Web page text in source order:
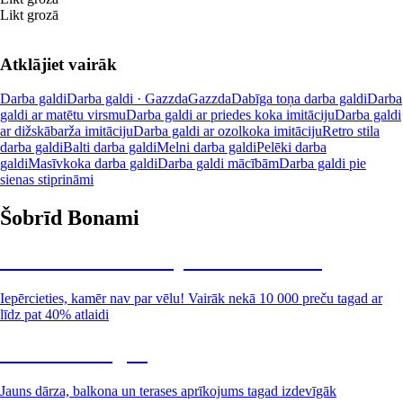
Likt grozā
Atklājiet vairāk
Darba galdiDarba galdi · GazzdaGazzdaDabīga toņa darba galdiDarba
galdi ar matētu virsmuDarba galdi ar priedes koka imitācijuDarba galdi
ar dižskābarža imitācijuDarba galdi ar ozolkoka imitācijuRetro stila
darba galdiBalti darba galdiMelni darba galdiPelēki darba
galdiMasīvkoka darba galdiDarba galdi mācībāmDarba galdi pie
sienas stiprināmi
Šobrīd Bonami
Iepērcieties, kamēr nav par vēlu! Vairāk nekā 10 000 preču tagad ar
līdz pat 40% atlaidi
Jauns dārza, balkona un terases aprīkojums tagad izdevīgāk